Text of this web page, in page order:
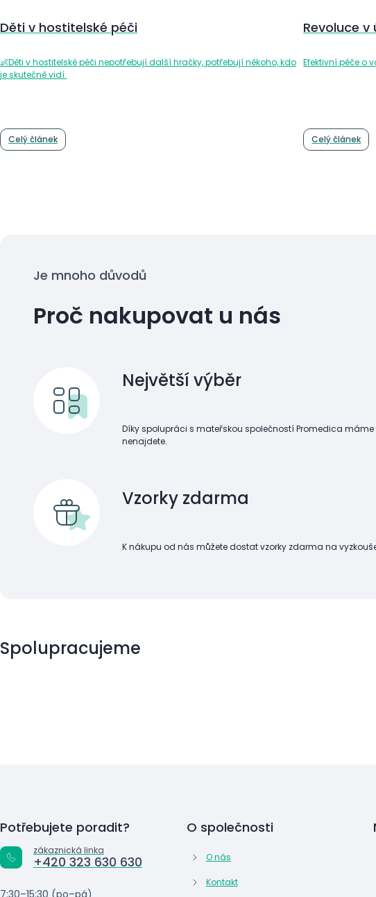
Děti v hostitelské péči
👶Děti v hostitelské péči nepotřebují další hračky, potřebují někoho, kdo
je skutečně vidí.
Celý článek
Revoluce
Efektivní péče o
Celý článek
Je mnoho důvodů
Proč nakupovat u nás
Největší výběr
Díky spolupráci s mateřskou společností Promedica máme
nenajdete.
Vzorky zdarma
K nákupu od nás můžete dostat vzorky zdarma na
Spolupracujeme
Potřebujete poradit?
zákaznická linka
+420 323 630 630
7:30–15:30 (po–pá)
O společnosti
O nás
Kontakt